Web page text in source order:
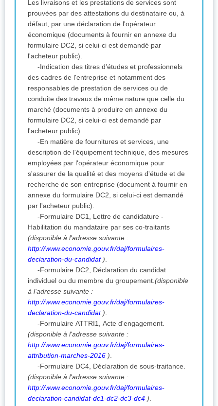
Les livraisons et les prestations de services sont
prouvées par des attestations du destinataire ou, à
défaut, par une déclaration de l'opérateur
économique (documents à fournir en annexe du
formulaire DC2, si celui-ci est demandé par
l'acheteur public).
-Indication des titres d'études et professionnels
des cadres de l'entreprise et notamment des
responsables de prestation de services ou de
conduite des travaux de même nature que celle du
marché (documents à produire en annexe du
formulaire DC2, si celui-ci est demandé par
l'acheteur public).
-En matière de fournitures et services, une
description de l'équipement technique, des mesures
employées par l'opérateur économique pour
s'assurer de la qualité et des moyens d'étude et de
recherche de son entreprise (document à fournir en
annexe du formulaire DC2, si celui-ci est demandé
par l'acheteur public).
-Formulaire DC1, Lettre de candidature -
Habilitation du mandataire par ses co-traitants
(disponible à l'adresse suivante :
http://www.economie.gouv.fr/daj/formulaires-
declaration-du-candidat)
-Formulaire DC2, Déclaration du candidat
individuel ou du membre du groupement. (disponible
à l'adresse suivante :
http://www.economie.gouv.fr/daj/formulaires-
declaration-du-candidat)
-Formulaire ATTRI1, Acte d'engagement.
(disponible à l'adresse suivante :
http://www.economie.gouv.fr/daj/formulaires-
attribution-marches-2016 )
-Formulaire DC4, Déclaration de sous-traitance.
(disponible à l'adresse suivante :
http://www.economie.gouv.fr/daj/formulaires-
declaration-candidat-dc1-dc2-dc3-dc4 )